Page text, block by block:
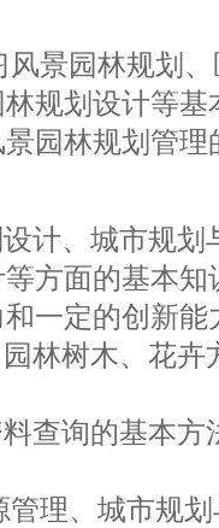
景园林规划
规划设计等
园林规划管理
计、城市规
方面的基本
一定的创新
林树木、花
查询的基本
管理、城市规